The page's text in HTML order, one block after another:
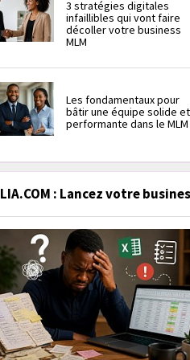
3 stratégies digitales
infaillibles qui vont faire
décoller votre business
MLM
Les fondamentaux pour
bâtir une équipe solide et
performante dans le MLM
: Lancez votre